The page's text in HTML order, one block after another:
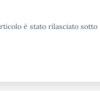
è stato rilasciato